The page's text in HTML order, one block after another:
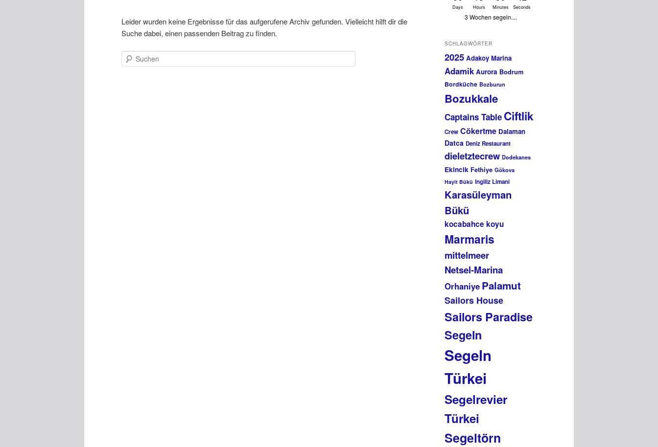
Leider wurden keine Ergebnisse für das aufgerufene Archiv gefunden. Vielleicht hilft dir die
Suche dabei, einen passenden Beitrag zu finden.
Suchen
Days Hours Minutes Seconds
3 Wochen segeln....
SCHLAGWÖRTER
2025 Adakoy Marina
Adamik Aurora Bodrum
Bordküche Bozburun
Bozukkale
Captains Table Ciftlik
Crew Cökertme Dalaman
Datca Deniz Restaurant
dieletztecrew Dodekanes
Ekincik Fethiye Gökova
Hayit Bükü Ingiliz Limani
Karasüleyman
Bükü
kocabahce koyu
Marmaris
mittelmeer
Netsel-Marina
Orhaniye Palamut
Sailors House
Sailors Paradise
Segeln
Segeln
Türkei
Segelrevier
Türkei
Segeltörn